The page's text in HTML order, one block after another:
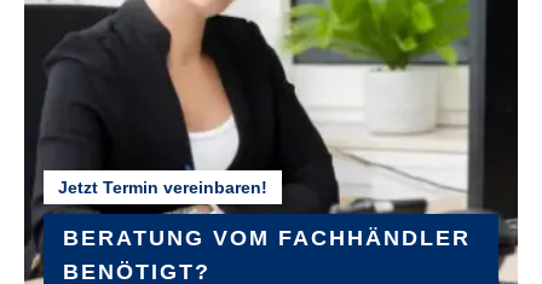
Ambrosio Sport 25 32H 622x25TC
GABEL :
Suntour NCX32-D coil LO 1 1/8
GEPÄCKTRÄGER :
KTM tour snap-it 2.0/monkeyload
Jetzt Termin vereinbaren!
BERATUNG VOM FACHHÄNDLER
BENÖTIGT?